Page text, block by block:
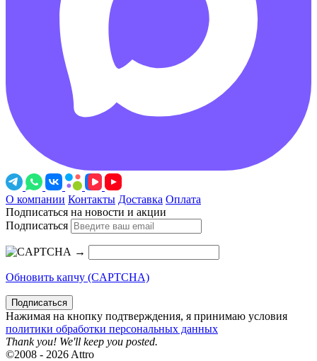
О компании Контакты Доставка Оплата
Подписаться на новости и акции
Подписаться
→
Обновить капчу (CAPTCHA)
Подписаться
Нажимая на кнопку подтверждения, я принимаю условия
политики обработки персональных данных
Thank you! We'll keep you posted.
©2008 - 2026 Attro